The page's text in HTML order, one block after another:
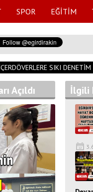
SPOR EĞİTİM
SIKI DENETİM
Açıldı İlgili